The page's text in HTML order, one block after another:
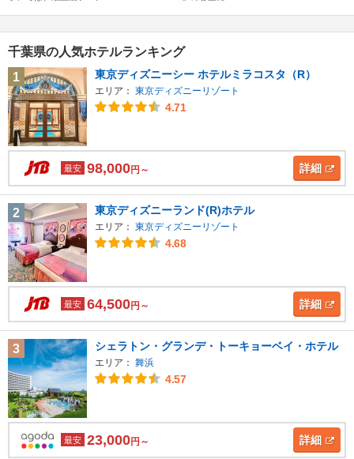
千葉県の人気ホテルランキング
1
東京ディズニーシー ホテルミラコスタ（R）
エリア： 東京ディズニーリゾート
4.71
最安 98,000円～ 詳細
2 東京ディズニーランド(R)ホテル
エリア： 東京ディズニーリゾート
4.68
最安 64,500円～ 詳細
3 シェラトン・グランデ・トーキョーベイ・ホテル
エリア： 舞浜
4.57
最安 23,000円～ 詳細